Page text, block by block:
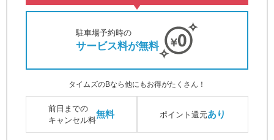
駐車場予約時の
サービス料が無料
タイムズのBなら他にもお得がたくさん！
前日までの
キャンセル料
無料 ポイント還元あり